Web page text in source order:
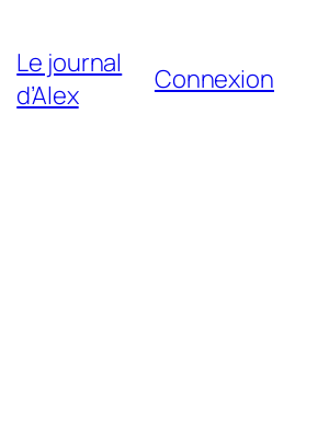
Le journal
d’Alex
Connexion